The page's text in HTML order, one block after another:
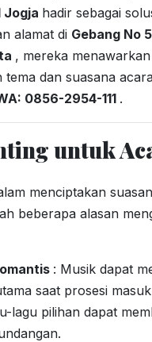
Jogja hadir sebagai
alamat di Gebang No
, mereka
tema dan suasana
0856-2954-111 .
untuk
menciptakan
beberapa alasan
: Musik dapat
saat prosesi
lagu pilihan dapat